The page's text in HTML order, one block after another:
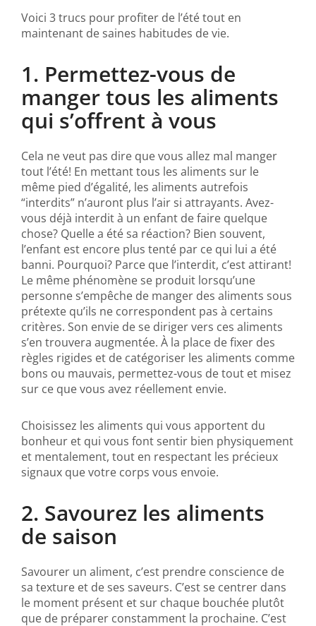
Voici 3 trucs pour profiter de l’été tout en
maintenant de saines habitudes de vie.
1. Permettez-vous de
manger tous les aliments
qui s’offrent à vous
Cela ne veut pas dire que vous allez mal manger
tout l’été! En mettant tous les aliments sur le
même pied d’égalité, les aliments autrefois
“interdits” n’auront plus l’air si attrayants. Avez-
vous déjà interdit à un enfant de faire quelque
chose? Quelle a été sa réaction? Bien souvent,
l’enfant est encore plus tenté par ce qui lui a été
banni. Pourquoi? Parce que l’interdit, c’est attirant!
Le même phénomène se produit lorsqu’une
personne s’empêche de manger des aliments sous
prétexte qu’ils ne correspondent pas à certains
critères. Son envie de se diriger vers ces aliments
s’en trouvera augmentée. À la place de fixer des
règles rigides et de catégoriser les aliments comme
bons ou mauvais, permettez-vous de tout et misez
sur ce que vous avez réellement envie.
Choisissez les aliments qui vous apportent du
bonheur et qui vous font sentir bien physiquement
et mentalement, tout en respectant les précieux
signaux que votre corps vous envoie.
2. Savourez les aliments
de saison
Savourer un aliment, c’est prendre conscience de
sa texture et de ses saveurs. C’est se centrer dans
le moment présent et sur chaque bouchée plutôt
que de préparer constamment la prochaine. C’est